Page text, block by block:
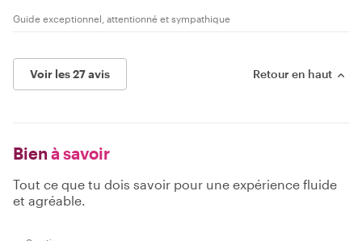
Guide exceptionnel, attentionné et sympathique
Voir les 27 avis Retour en haut
Bien à savoir
Tout ce que tu dois savoir pour une expérience fluide
et agréable.